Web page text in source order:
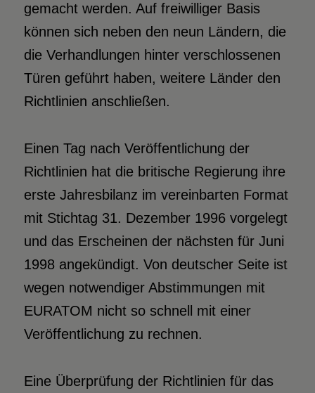
gemacht werden. Auf freiwilliger Basis
können sich neben den neun Ländern, die
die Verhandlungen hinter verschlossenen
Türen geführt haben, weitere Länder den
Richtlinien anschließen.
Einen Tag nach Veröffentlichung der
Richtlinien hat die britische Regierung ihre
erste Jahresbilanz im vereinbarten Format
mit Stichtag 31. Dezember 1996 vorgelegt
und das Erscheinen der nächsten für Juni
1998 angekündigt. Von deutscher Seite ist
wegen notwendiger Abstimmungen mit
EURATOM nicht so schnell mit einer
Veröffentlichung zu rechnen.
Eine Überprüfung der Richtlinien für das